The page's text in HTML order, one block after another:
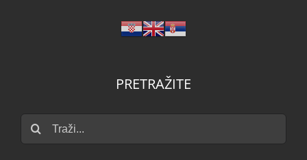
PRETRAŽITE
Traži...